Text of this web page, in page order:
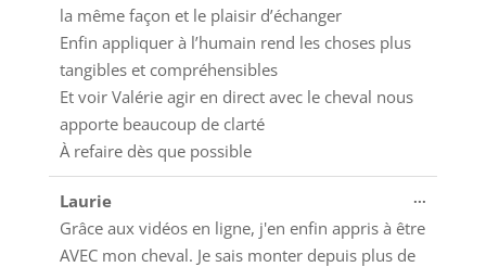
la même façon et le plaisir d’échanger
Enfin appliquer à l’humain rend les choses plus
tangibles et compréhensibles
Et voir Valérie agir en direct avec le cheval nous
apporte beaucoup de clarté
À refaire dès que possible
Laurie
Grâce aux vidéos en ligne, j'en enfin appris à être
AVEC mon cheval. Je sais monter depuis plus de
...